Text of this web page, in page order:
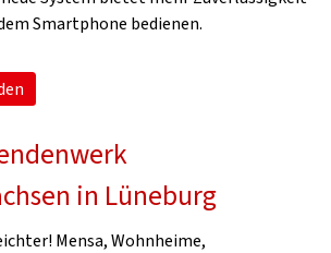
Smartphone bedienen.
in Lüneburg
Mensa, Wohnheime,